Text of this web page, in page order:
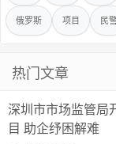
俄罗斯 项目 民
热门文章
深圳市市场监管局
目 助企纾困解难